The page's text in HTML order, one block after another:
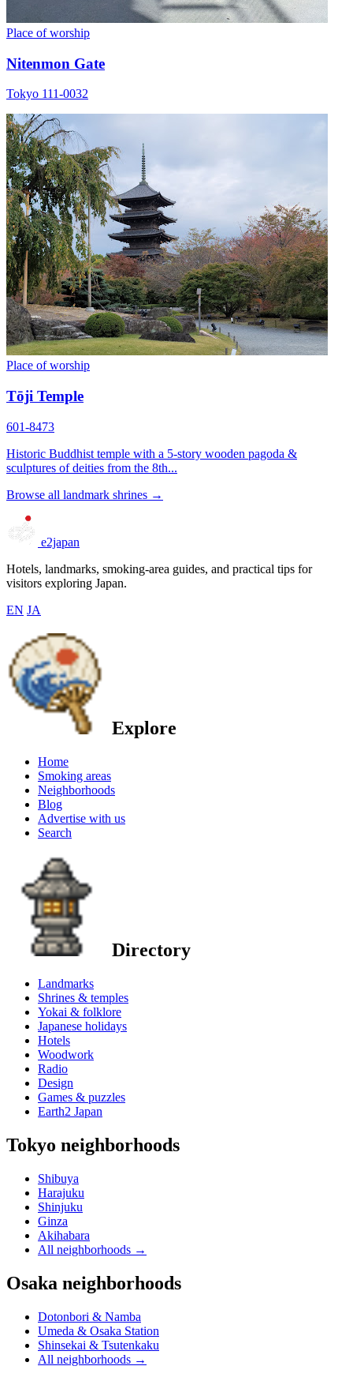
Place of worship
Nitenmon Gate
Tokyo 111-0032
Place of worship
Tōji Temple
601-8473
Historic Buddhist temple with a 5-story wooden pagoda &
sculptures of deities from the 8th...
Browse all landmark shrines →
e2japan
Hotels, landmarks, smoking-area guides, and practical tips for
visitors exploring Japan.
EN JA
Explore
Home
Smoking areas
Neighborhoods
Blog
Advertise with us
Search
Directory
Landmarks
Shrines & temples
Yokai & folklore
Japanese holidays
Hotels
Woodwork
Radio
Design
Games & puzzles
Earth2 Japan
Tokyo neighborhoods
Shibuya
Harajuku
Shinjuku
Ginza
Akihabara
All neighborhoods →
Osaka neighborhoods
Dotonbori & Namba
Umeda & Osaka Station
Shinsekai & Tsutenkaku
All neighborhoods →